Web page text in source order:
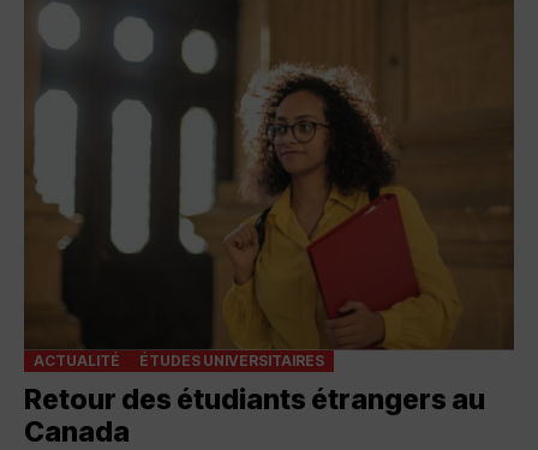
ACTUALITÉ ÉTUDES UNIVERSITAIRES
Retour des étudiants étrangers au
Canada